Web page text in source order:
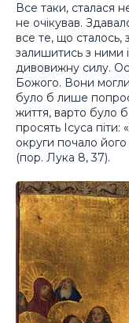
Все таки, сталася
не очікував.
все те, що сталось,
залишитись з ними
дивовижну силу.
Божого. Вони
було б лише
життя, варто було
просять Ісуса піти:
округи почало
(пор. Лука 8, 37).